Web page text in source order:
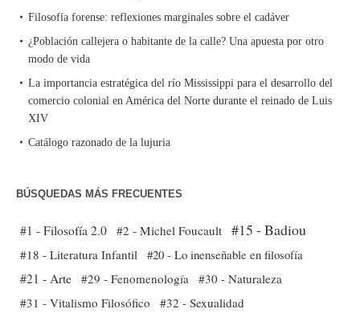
Filosofía forense: reflexiones marginales sobre el cadáver
¿Población callejera o habitante de la calle? Una apuesta por otro
modo de vida
La importancia estratégica del río Mississippi para el desarrollo del
comercio colonial en América del Norte durante el reinado de Luis
XIV
Catálogo razonado de la lujuria
BÚSQUEDAS MÁS FRECUENTES
#1 - Filosofía 2.0 #2 - Michel Foucault #15 - Badiou
#18 - Literatura Infantil #20 - Lo inenseñable en filosofía
#21 - Arte #29 - Fenomenología
#30 - Naturaleza
#31 - Vitalismo Filosófico
#32 - Sexualidad